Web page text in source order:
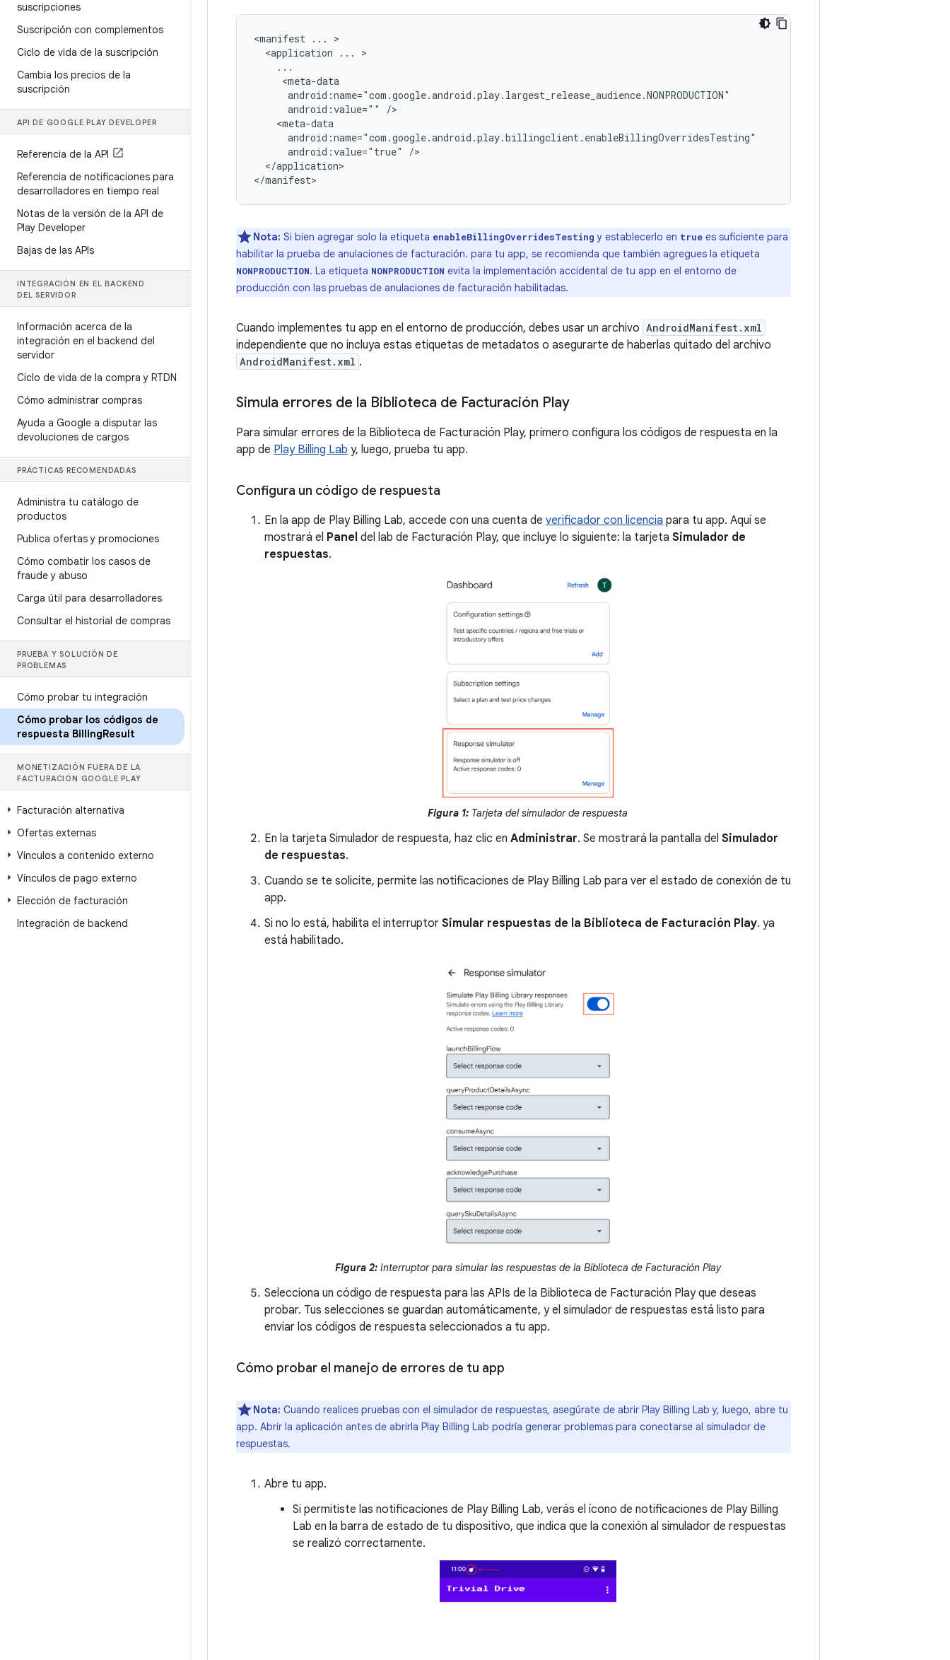
suscripciones
Suscripción con complementos
Ciclo de vida de la suscripción
Cambia los precios de la
suscripción
API DE GOOGLE PLAY DEVELOPER
Referencia de la API
Referencia de notificaciones para
desarrolladores en tiempo real
Notas de la versión de la API de
Play Developer
Bajas de las APIs
INTEGRACIÓN EN EL BACKEND
DEL SERVIDOR
Información acerca de la
integración en el backend del
servidor
Ciclo de vida de la compra y RTDN
Cómo administrar compras
Ayuda a Google a disputar las
devoluciones de cargos
PRÁCTICAS RECOMENDADAS
Administra tu catálogo de
productos
Publica ofertas y promociones
Cómo combatir los casos de
fraude y abuso
Carga útil para desarrolladores
Consultar el historial de compras
PRUEBA Y SOLUCIÓN DE
PROBLEMAS
Cómo probar tu integración
Cómo probar los códigos de
respuesta BillingResult
MONETIZACIÓN FUERA DE LA
FACTURACIÓN GOOGLE PLAY
Facturación alternativa
Ofertas externas
Vínculos a contenido externo
Vínculos de pago externo
Elección de facturación
Integración de backend
<manifest ... >
  <application ... >
    ...
     <meta-data
      android:name="com.google.android.play.largest_release_audience.NONPRODUCTION"
      android:value="" />
    <meta-data
      android:name="com.google.android.play.billingclient.enableBillingOverridesTesting"
      android:value="true" />
  </application>
</manifest>
Nota: Si bien agregar solo la etiqueta enableBillingOverridesTesting y establecerlo en true es suficiente para
habilitar la prueba de anulaciones de facturación. para tu app, se recomienda que también agregues la etiqueta
NONPRODUCTION. La etiqueta NONPRODUCTION evita la implementación accidental de tu app en el entorno de
producción con las pruebas de anulaciones de facturación habilitadas.
Cuando implementes tu app en el entorno de producción, debes usar un archivo AndroidManifest.xml
independiente que no incluya estas etiquetas de metadatos o asegurarte de haberlas quitado del archivo
AndroidManifest.xml .
Simula errores de la Biblioteca de Facturación Play
Para simular errores de la Biblioteca de Facturación Play, primero configura los códigos de respuesta en la
app de Play Billing Lab y, luego, prueba tu app.
Configura un código de respuesta
En la app de Play Billing Lab, accede con una cuenta de verificador con licencia para tu app. Aquí se
mostrará el Panel del lab de Facturación Play, que incluye lo siguiente: la tarjeta Simulador de
respuestas.
Figura 1: Tarjeta del simulador de respuesta
En la tarjeta Simulador de respuesta, haz clic en Administrar. Se mostrará la pantalla del Simulador
de respuestas.
Cuando se te solicite, permite las notificaciones de Play Billing Lab para ver el estado de conexión de tu
app.
Si no lo está, habilita el interruptor Simular respuestas de la Biblioteca de Facturación Play. ya
está habilitado.
Figura 2:Interruptor para simular las respuestas de la Biblioteca de Facturación Play
Selecciona un código de respuesta para las APIs de la Biblioteca de Facturación Play que deseas
probar. Tus selecciones se guardan automáticamente, y el simulador de respuestas está listo para
enviar los códigos de respuesta seleccionados a tu app.
Cómo probar el manejo de errores de tu app
Nota: Cuando realices pruebas con el simulador de respuestas, asegúrate de abrir Play Billing Lab y, luego, abre tu
app. Abrir la aplicación antes de abrirla Play Billing Lab podría generar problemas para conectarse al simulador de
respuestas.
Abre tu app.
Si permitiste las notificaciones de Play Billing Lab, verás el ícono de notificaciones de Play Billing
Lab en la barra de estado de tu dispositivo, que indica que la conexión al simulador de respuestas
se realizó correctamente.